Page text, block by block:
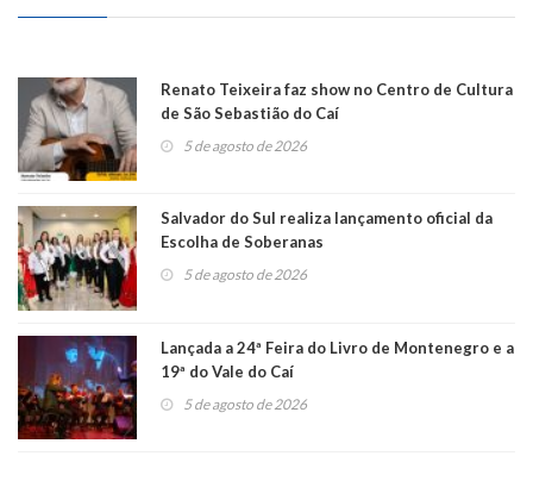
Renato Teixeira faz show no Centro de Cultura
de São Sebastião do Caí
5 de agosto de 2026
Salvador do Sul realiza lançamento oficial da
Escolha de Soberanas
5 de agosto de 2026
Lançada a 24ª Feira do Livro de Montenegro e a
19ª do Vale do Caí
5 de agosto de 2026